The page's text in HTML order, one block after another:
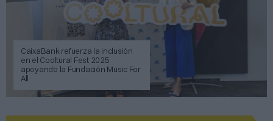
CaixaBank refuerza la inclusión
en el Cooltural Fest 2025
apoyando la Fundación Music For
All